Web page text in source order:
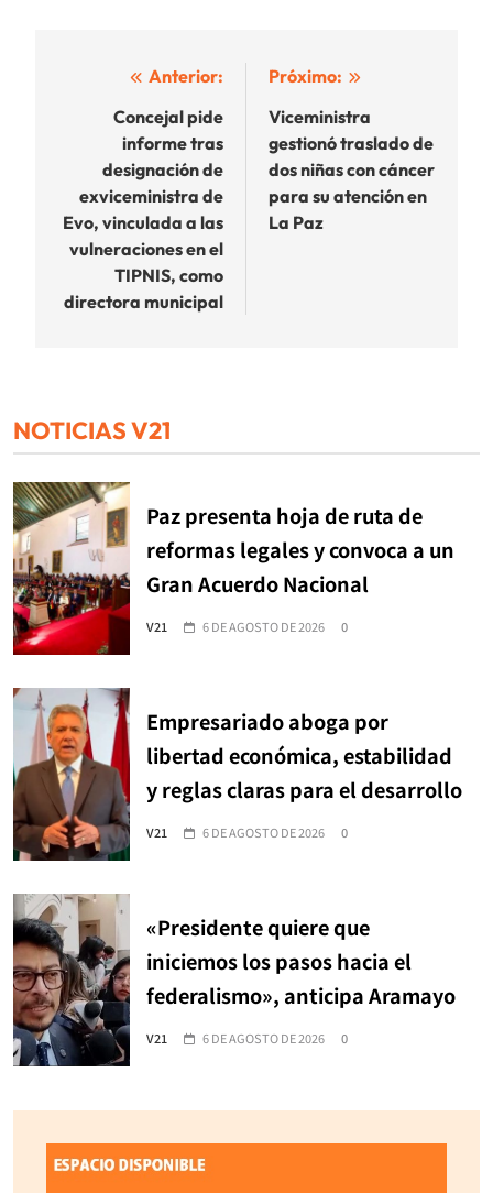
Navegación
entradas
Anterior:
Concejal pide
informe tras
designación de
exviceministra de
Evo, vinculada a las
vulneraciones en el
TIPNIS, como
directora municipal
Próximo:
Viceministra
gestionó traslado de
dos niñas con cáncer
para su atención en
La Paz
NOTICIAS V21
Paz presenta hoja de ruta de
reformas legales y convoca a un
Gran Acuerdo Nacional
V21 6 DE AGOSTO DE 2026 0
Empresariado aboga por
libertad económica, estabilidad
y reglas claras para el desarrollo
V21 6 DE AGOSTO DE 2026 0
«Presidente quiere que
iniciemos los pasos hacia el
federalismo», anticipa Aramayo
V21 6 DE AGOSTO DE 2026 0